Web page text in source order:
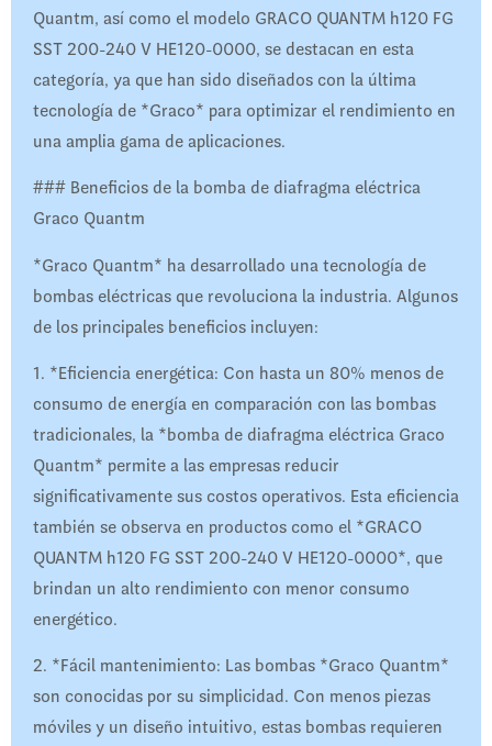
Quantm, así como el modelo GRACO QUANTM h120 FG
SST 200-240 V HE120-0000, se destacan en esta
categoría, ya que han sido diseñados con la última
tecnología de *Graco* para optimizar el rendimiento en
una amplia gama de aplicaciones.
### Beneficios de la bomba de diafragma eléctrica
Graco Quantm
*Graco Quantm* ha desarrollado una tecnología de
bombas eléctricas que revoluciona la industria. Algunos
de los principales beneficios incluyen:
1. *Eficiencia energética: Con hasta un 80% menos de
consumo de energía en comparación con las bombas
tradicionales, la *bomba de diafragma eléctrica Graco
Quantm* permite a las empresas reducir
significativamente sus costos operativos. Esta eficiencia
también se observa en productos como el *GRACO
QUANTM h120 FG SST 200-240 V HE120-0000*, que
brindan un alto rendimiento con menor consumo
energético.
2. *Fácil mantenimiento: Las bombas *Graco Quantm*
son conocidas por su simplicidad. Con menos piezas
móviles y un diseño intuitivo, estas bombas requieren